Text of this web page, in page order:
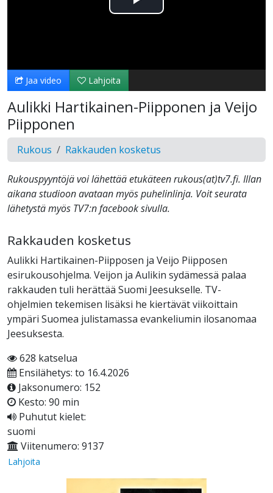
Toista
Jaa video Lahjoita
Aulikki Hartikainen-Piipponen ja Veijo
Piipponen
Rukous Rakkauden kosketus
Rukouspyyntöjä voi lähettää etukäteen rukous(at)tv7.fi. Illan
aikana studioon avataan myös puhelinlinja. Voit seurata
lähetystä myös TV7:n facebook sivulla.
Rakkauden kosketus
Aulikki Hartikainen-Piipposen ja Veijo Piipposen
esirukousohjelma. Veijon ja Aulikin sydämessä palaa
rakkauden tuli herättää Suomi Jeesukselle. TV-
ohjelmien tekemisen lisäksi he kiertävät viikoittain
ympäri Suomea julistamassa evankeliumin ilosanomaa
Jeesuksesta.
628 katselua
Ensilähetys: to 16.4.2026
Jaksonumero: 152
Kesto: 90 min
Puhutut kielet:
suomi
Viitenumero: 9137
Lahjoita